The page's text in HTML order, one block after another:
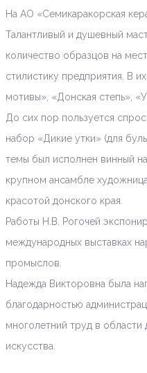
На АО «Семикаракорская
Талантливый и душевный
количество образцов на
стилистику предприятия. В
мотивы», «Донская степь»,
До сих пор пользуется
набор «Дикие утки» (для
темы был исполнен винный
крупном ансамбле
красотой донского края.
Работы Н.В. Рогочей
международных выставках
промыслов.
Надежда Викторовна была
благодарностью
многолетний труд в области
искусства.